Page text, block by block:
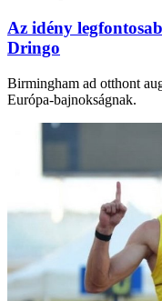
Az idény
Dringo
Birmingham ad otthont
Európa-bajnokságnak.